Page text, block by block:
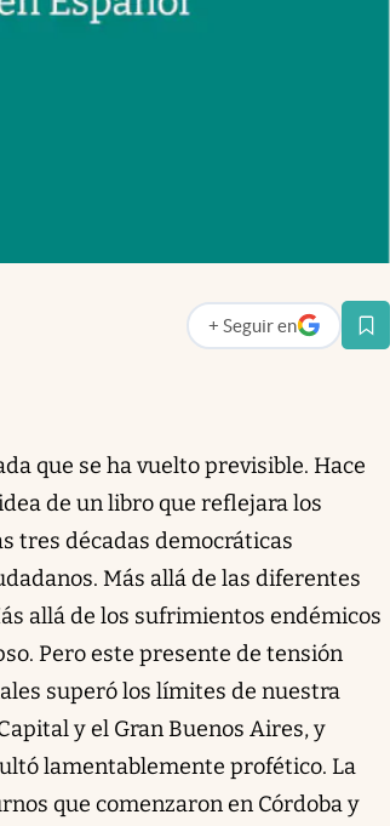
+ Seguir en
abre en nueva pestaña
que se ha vuelto previsible. Hace
de un libro que reflejara los
tres décadas democráticas
Más allá de las diferentes
allá de los sufrimientos endémicos
Pero este presente de tensión
superó los límites de nuestra
y el Gran Buenos Aires, y
lamentablemente profético. La
que comenzaron en Córdoba y